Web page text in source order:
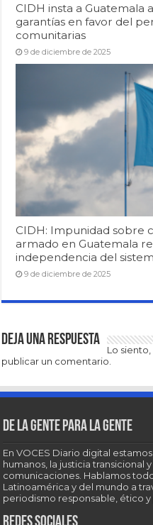
CIDH insta a Guatemala
garantías en favor del
comunitarias
9 de diciembre de 2025
CIDH: Impunidad sobre
armado en Guatemala
independencia del
9 de diciembre de 2025
Deja una respuesta
Lo
publicar un comentario.
De la gente para la gente
En VOCES Diario digital
humanos, la justicia transicional
comunicaciones. Hablamos
Latinoamérica y del mundo a
periodismo responsable, ético y